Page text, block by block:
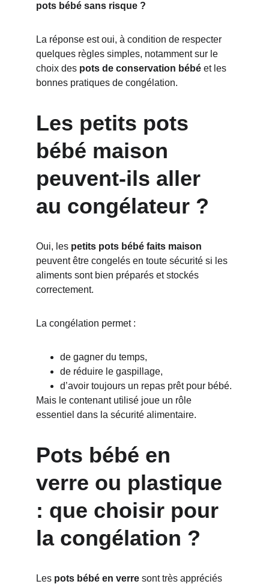
pots bébé sans risque ?
La réponse est oui, à condition de respecter
quelques règles simples, notamment sur le
choix des pots de conservation bébé et les
bonnes pratiques de congélation.
Les petits pots
bébé maison
peuvent-ils aller
au congélateur ?
Oui, les petits pots bébé faits maison
peuvent être congelés en toute sécurité si les
aliments sont bien préparés et stockés
correctement.
La congélation permet :
de gagner du temps,
de réduire le gaspillage,
d’avoir toujours un repas prêt pour bébé.
Mais le contenant utilisé joue un rôle
essentiel dans la sécurité alimentaire.
Pots bébé en
verre ou plastique
: que choisir pour
la congélation ?
Les pots bébé en verre sont très appréciés